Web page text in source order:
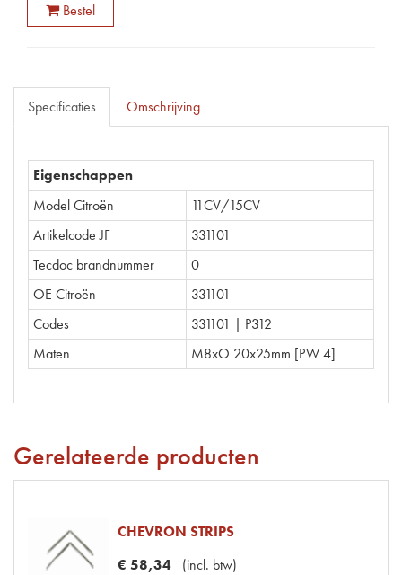
Bestel
Specificaties Omschrijving
Eigenschappen
Model Citroën
11CV/15CV
Artikelcode JF
331101
Tecdoc brandnummer
0
OE Citroën
331101
Codes
331101 | P312
Maten
M8xO 20x25mm [PW 4]
Gerelateerde producten
CHEVRON STRIPS
€ 58,34 (incl. btw)